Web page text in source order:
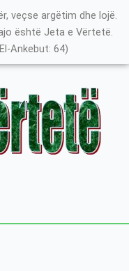
veçse argëtim dhe lojë.
është Jeta e Vërtetë.
Ankebut: 64)